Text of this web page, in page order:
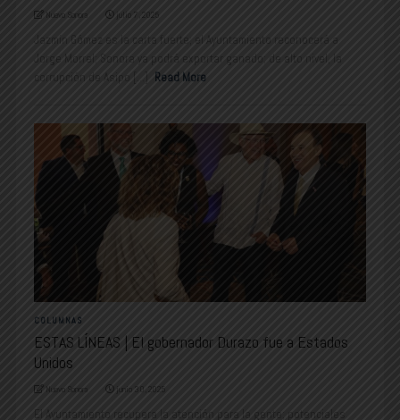
Nuevo Sonora julio 7, 2025
Jazmín Gómez es la carta fuerte; el Ayuntamiento reconocerá a
Jorge Morrel; Sonora ya podrá exportar ganado; de alto nivel, la
corrupción de Asipo [...]
Read More
COLUMNAS
ESTAS LÍNEAS | El gobernador Durazo fue a Estados
Unidos
Nuevo Sonora junio 30, 2025
El Ayuntamiento recupera la atención para la gente; potenciales